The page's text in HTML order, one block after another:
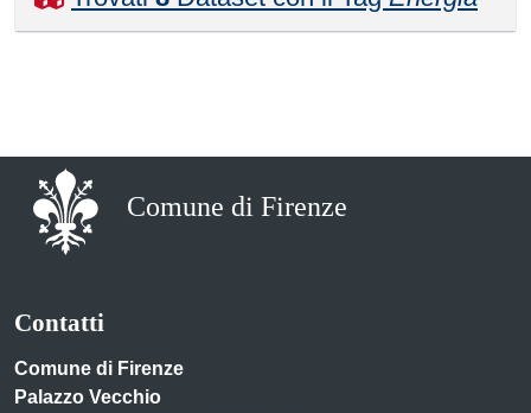
Comune di Firenze
Contatti
Comune di Firenze
Palazzo Vecchio